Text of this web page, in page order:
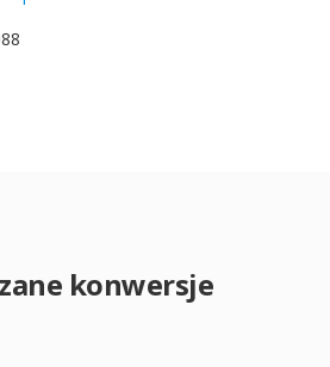
konwersje